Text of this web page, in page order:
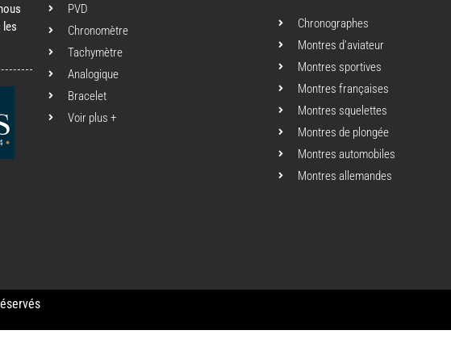
les
PVD
Chronomètre
Tachymètre
Analogique
Bracelet
Voir plus +
Chronographes
Montres d’aviateur
Montres sportives
Montres françaises
Montres squelettes
Montres de plongée
Montres automobiles
Montres allemandes